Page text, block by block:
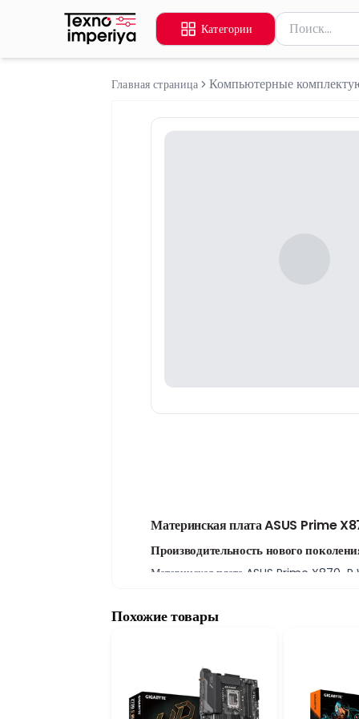
Категории
Поиск товаров
Введите
Главная страница Компьютерные
Материнская плата ASUS Prime
Производительность нового
Материнская плата ASUS Prime X870-P
Поддержка памяти DDR5 и широкие
устанавливать высокоскоростные
возможности для хранения данных.
WiFi и готовность к будущим
Похожие товары